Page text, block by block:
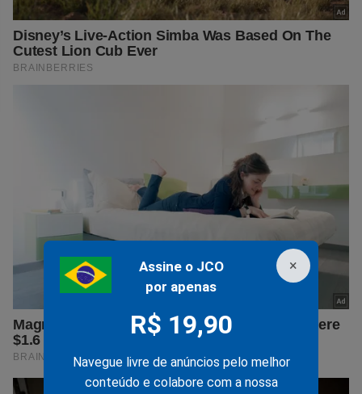
×
Assine o JCO
por apenas
R$ 19,90
Navegue livre de anúncios pelo melhor
conteúdo e colabore com a nossa